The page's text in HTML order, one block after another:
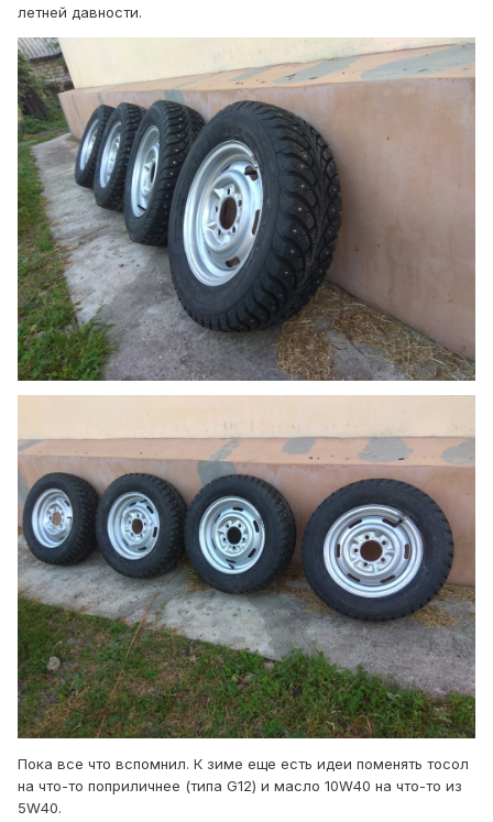
летней давности.
Пока все что вспомнил. К зиме еще есть идеи поменять тосол
на что-то поприличнее (типа G12) и масло 10W40 на что-то из
5W40.